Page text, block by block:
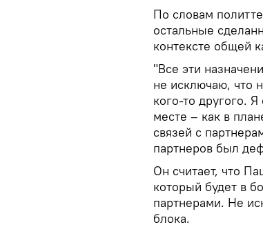
По словам
остальные
контексте общей
"Все эти
не исключаю, что
кого-то другого.
месте – как в
связей с
партнеров был
Он считает, что
который будет в
партнерами. Не
блока.